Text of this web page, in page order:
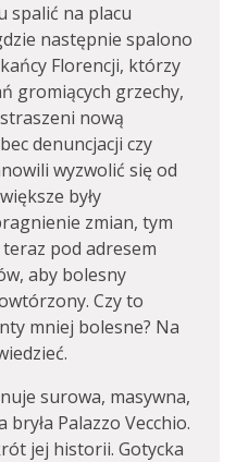
spalić na placu
następnie spalono
Florencji, którzy
gromiących grzechy,
nową
denuncjacji czy
wyzwolić się od
były
zmian, tym
pod adresem
aby bolesny
Czy to
mniej bolesne? Na
surowa, masywna,
Palazzo Vecchio.
jej historii. Gotycka